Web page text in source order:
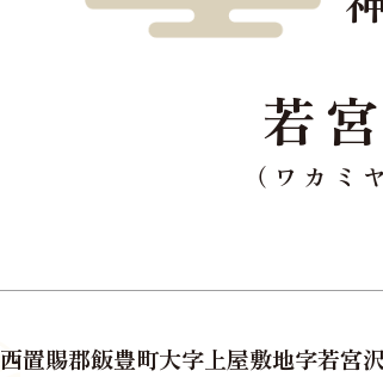
若
（ワカミ
西置賜郡飯豊町大字上屋敷地字若宮